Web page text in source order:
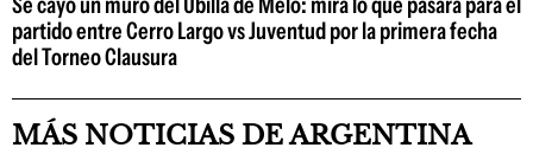
partido entre Cerro Largo vs Juventud por la primera fecha
del Torneo Clausura
MÁS NOTICIAS DE ARGENTINA